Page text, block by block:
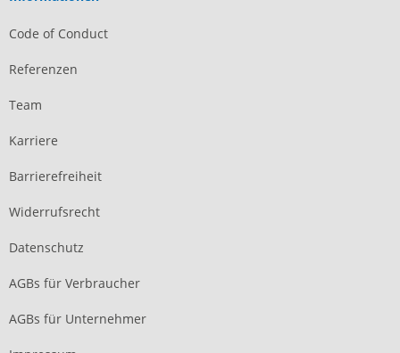
Code of Conduct
Referenzen
Team
Karriere
Barrierefreiheit
Widerrufsrecht
Datenschutz
AGBs für Verbraucher
AGBs für Unternehmer